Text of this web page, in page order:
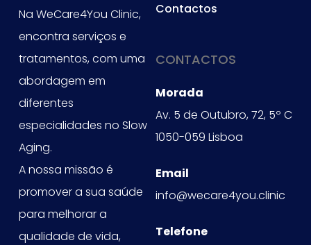
Na WeCare4You Clinic,
encontra serviços e
tratamentos, com uma
abordagem em
diferentes
especialidades no Slow
Aging.
A nossa missão é
promover a sua saúde
para melhorar a
qualidade de vida,
Contactos
CONTACTOS
Morada
Av. 5 de Outubro, 72, 5º C
1050-059 Lisboa
Email
info@wecare4you.clinic
Telefone